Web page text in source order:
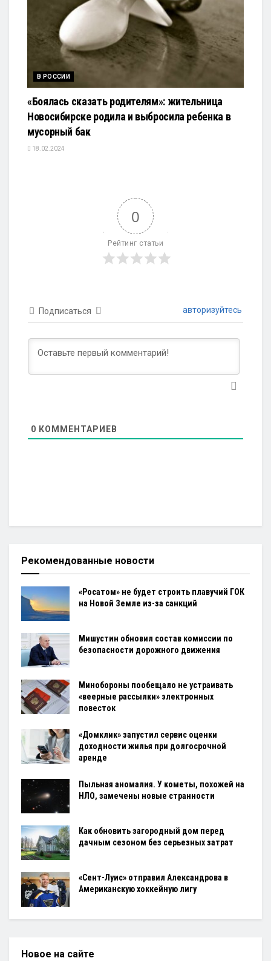
В РОССИИ
«Боялась сказать родителям»: жительница
Новосибирске родила и выбросила ребенка в
мусорный бак
18.02.2024
0
Рейтинг статьи
Подписаться авторизуйтесь
0 КОММЕНТАРИЕВ
Рекомендованные новости
«Росатом» не будет строить плавучий ГОК
на Новой Земле из-за санкций
Мишустин обновил состав комиссии по
безопасности дорожного движения
Минобороны пообещало не устраивать
«веерные рассылки» электронных
повесток
«Домклик» запустил сервис оценки
доходности жилья при долгосрочной
аренде
Пыльная аномалия. У кометы, похожей на
НЛО, замечены новые странности
Как обновить загородный дом перед
дачным сезоном без серьезных затрат
«Сент-Луис» отправил Александрова в
Американскую хоккейную лигу
Новое на сайте